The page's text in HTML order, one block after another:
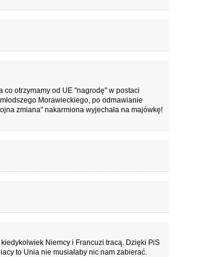
otrzymamy od UE "nagrodę" w postaci
Morawieckiego, po odmawianie
zmiana" nakarmiona wyjechała na majówkę!
Niemcy i Francuzi tracą. Dzięki PiS
to Unia nie musiałaby nic nam zabierać.